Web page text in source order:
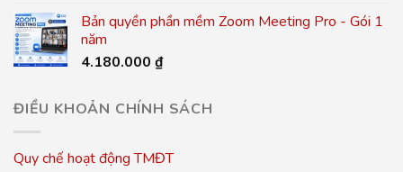
Bản quyền phần mềm Zoom Meeting Pro - Gói 1
năm
4.180.000 ₫
ĐIỀU KHOẢN CHÍNH SÁCH
Quy chế hoạt động TMĐT